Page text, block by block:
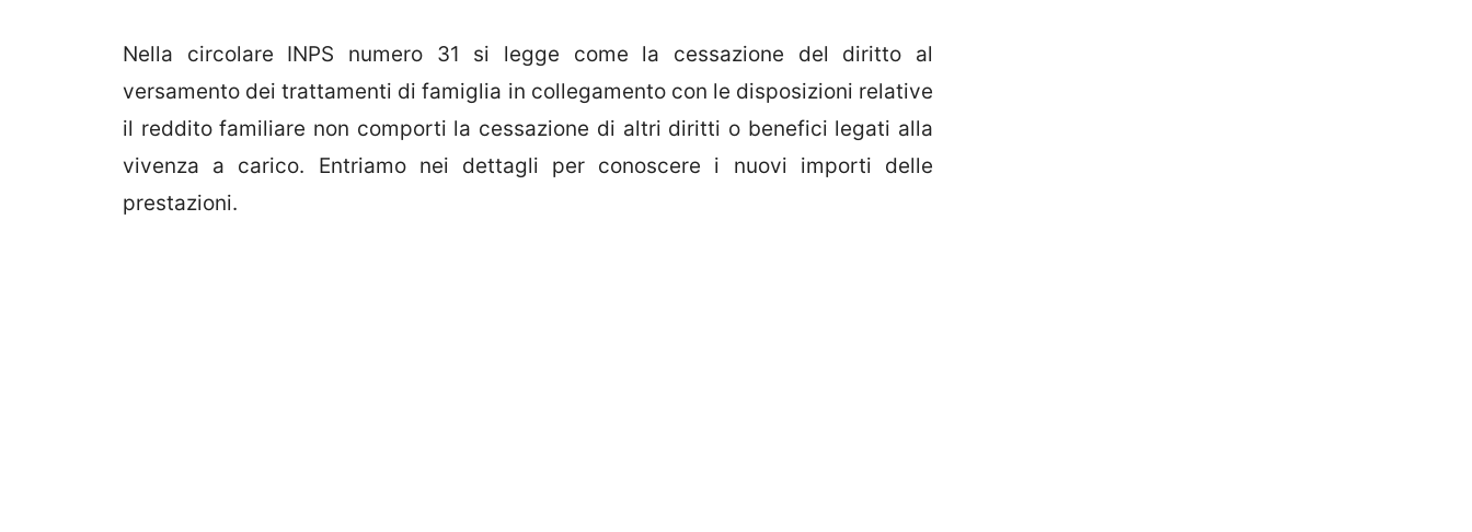
Nella circolare INPS numero 31 si legge come la cessazione del diritto al
versamento dei trattamenti di famiglia in collegamento con le disposizioni relative
il reddito familiare non comporti la cessazione di altri diritti o benefici legati alla
vivenza a carico. Entriamo nei dettagli per conoscere i nuovi importi delle
prestazioni.